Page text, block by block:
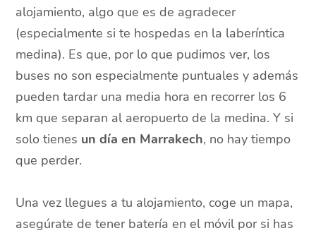
alojamiento, algo que es de agradecer
(especialmente si te hospedas en la laberíntica
medina). Es que, por lo que pudimos ver, los
buses no son especialmente puntuales y además
pueden tardar una media hora en recorrer los 6
km que separan al aeropuerto de la medina. Y si
solo tienes un día en Marrakech, no hay tiempo
que perder.
Una vez llegues a tu alojamiento, coge un mapa,
asegúrate de tener batería en el móvil por si has